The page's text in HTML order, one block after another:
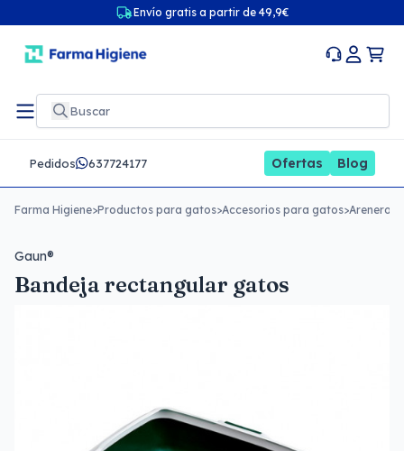
Envío gratis a partir de 49,9€
Pedidos 637724177 Ofertas Blog
Farma Higiene>Productos para gatos>Accesorios para gatos>Areneros
Gaun®
Bandeja rectangular gatos